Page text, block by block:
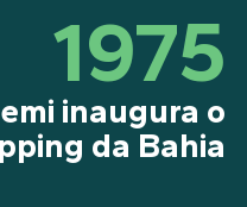
1975
inaugura o
da Bahia